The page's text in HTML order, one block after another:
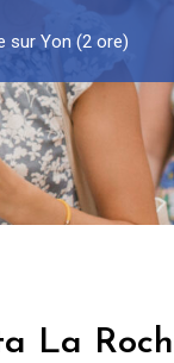
sur Yon (2 ore)
La